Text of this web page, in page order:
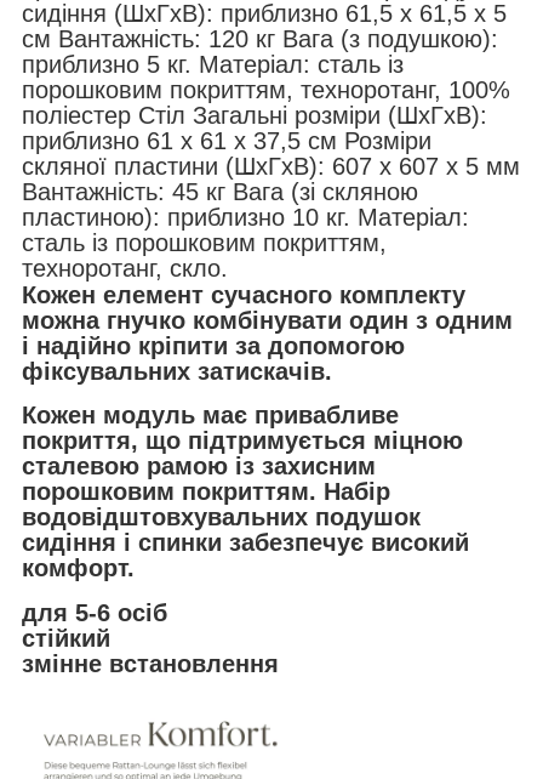
сидіння (ШxГxВ): приблизно 61,5 x 61,5 x 5
см Вантажність: 120 кг Вага (з подушкою):
приблизно 5 кг. Матеріал: сталь із
порошковим покриттям, техноротанг, 100%
поліестер Стіл Загальні розміри (ШxГxВ):
приблизно 61 x 61 x 37,5 см Розміри
скляної пластини (ШxГxВ): 607 x 607 x 5 мм
Вантажність: 45 кг Вага (зі скляною
пластиною): приблизно 10 кг. Матеріал:
сталь із порошковим покриттям,
техноротанг, скло.
Кожен елемент сучасного комплекту
можна гнучко комбінувати один з одним
і надійно кріпити за допомогою
фіксувальних затискачів.
Кожен модуль має привабливе
покриття, що підтримується міцною
сталевою рамою із захисним
порошковим покриттям. Набір
водовідштовхувальних подушок
сидіння і спинки забезпечує високий
комфорт.
для 5-6 осіб
стійкий
змінне встановлення